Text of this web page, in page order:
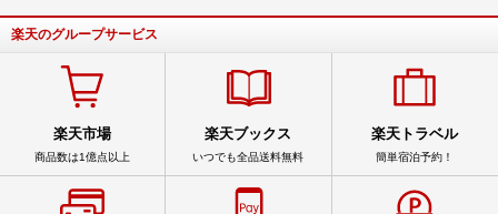
楽天のグループサービス
楽天市場
商品数は1億点以上
楽天ブックス
いつでも全品送料無料
楽天トラベル
簡単宿泊予約！